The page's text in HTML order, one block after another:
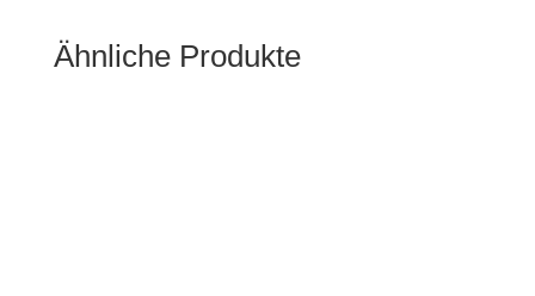
Ähnliche Produkte